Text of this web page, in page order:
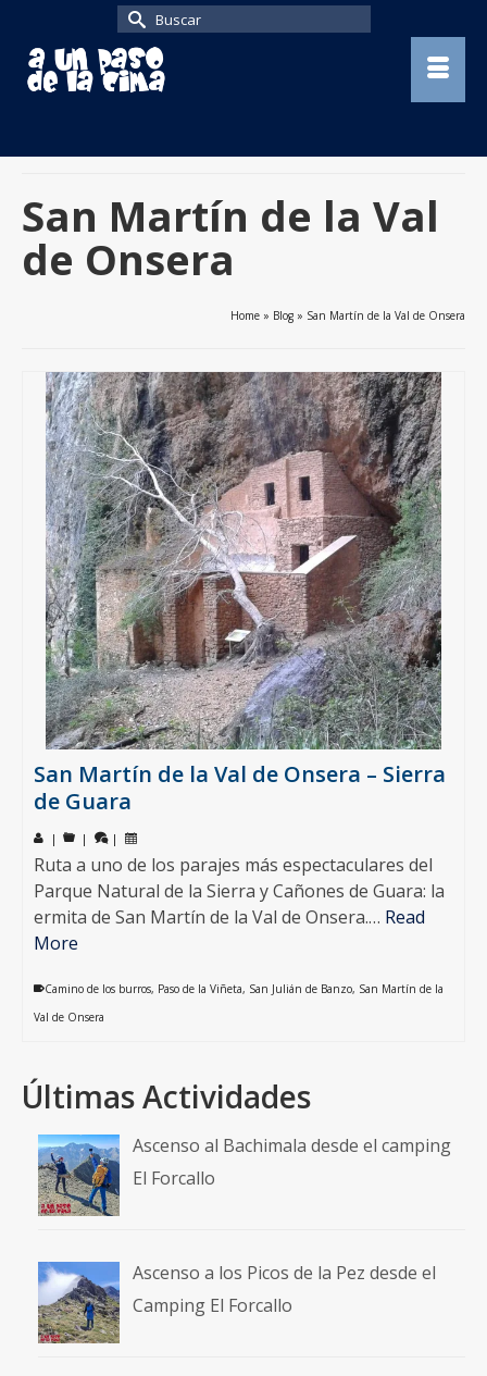
Buscar
por:
San Martín de la Val
de Onsera
Home » Blog » San Martín de la Val de Onsera
San Martín de la Val de Onsera – Sierra
de Guara
| | |
Ruta a uno de los parajes más espectaculares del
Parque Natural de la Sierra y Cañones de Guara: la
ermita de San Martín de la Val de Onsera.… Read
More
Camino de los burros, Paso de la Viñeta, San Julián de Banzo, San Martín de la
Val de Onsera
Últimas Actividades
Ascenso al Bachimala desde el camping
El Forcallo
Ascenso a los Picos de la Pez desde el
Camping El Forcallo